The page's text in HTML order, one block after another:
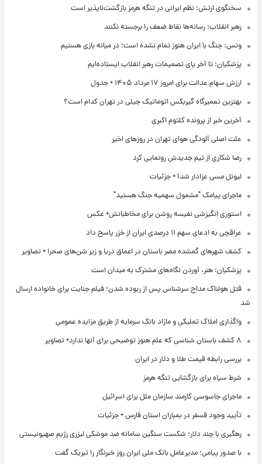
سخنگوی ارتش: نظم ایرانی در تنگه هرمز بازگشت‌ناپذیر است
رهبر انقلاب: رسانه‌ها نقاط ضعف را برجسته نکنند
ونس: جنگ با ایران هنوز تمام نشده است؛ در میانه بازی هستیم
پزشکیان: تا آخر پای تصمیمات رهبر انقلاب ایستاده‌ایم
ارزش سهام عدالت برای امروز ۱۷ مرداد ۱۴۰۵ + جدول
بهترین تعمیرگاه گیربکس اتوماتیک جیلی در تهران کدام است؟
آخرین خبر از پرونده کلثوم اکبری
علت اصلی آلودگی هوای تهران در روزهای اخیر
رضا شکاری از تیم جدیدش رونمایی کرد
لیونل مسی عزادار شد! + جزئیات
ماجرای پیامک "مشمول سهمیه جنگ هستید"
استوری انگیزشی نفیسه روشن برای مخاطبانش+ عکس
عراقچی به ادعای سهم ۱۱ درصدی ایران از خزر پاسخ داد
کشف شهرهای گمشده مصر باستان در اعماق دریا و زیر شن‌های صحرا + تصاویر
پزشکیان: هنر، آوردن نگاه‌های مشترک به میدان است
قتل هولناک مداح سرشناس پس از ربوده شدن؛ فیلم جنایت برای خانواده ارسال
شد
واگذاری املاک تملیکی و مازاد بانک سرمایه از طریق مزایده عمومی
۸ کشف باستان شناسی که علم هنوز توضیحی برای آنها ندارد+ تصاویر
بررسی رابطه قیمت طلا و دلار در ایران
شرط سپاه برای بازگشایی تنگه هرمز
ماجرای جاسوسی کارمند سازمان ملل برای اسرائیل
تأیید وجود فسفر در بمباران استان فارس + جزئیات
رهگیری با چند دلار؛ شکست سنگین سامانه ضد موشکی لیزری رژیم صهیونیستی
با صدور پیامی؛ مدیرعامل بانک ملی ایران روز خبرنگار را تبریک گفت